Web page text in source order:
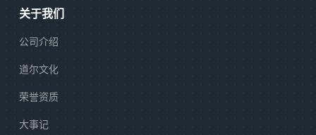
关于我们
公司介绍
道尔文化
荣誉资质
大事记